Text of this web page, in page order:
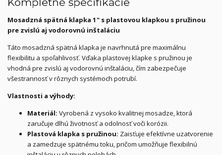
Mosadzná spätná klapka 1" s plastovou klapkou s pružinou
pre zvislú aj vodorovnú inštaláciu
Táto mosadzná spätná klapka je navrhnutá pre maximálnu
flexibilitu a spoľahlivosť. Vďaka plastovej klapke s pružinou je
vhodná pre zvislú aj vodorovnú inštaláciu, čím zabezpečuje
všestrannosť v rôznych systémoch potrubí.
Vlastnosti a výhody:
Materiál: Vyrobená z vysoko kvalitnej mosadze, ktorá
zaručuje dlhú životnosť a odolnosť voči korózii.
Plastová klapka s pružinou: Zaisťuje efektívne uzatvorenie
a zamedzuje spätnému toku, pričom umožňuje flexibilnú